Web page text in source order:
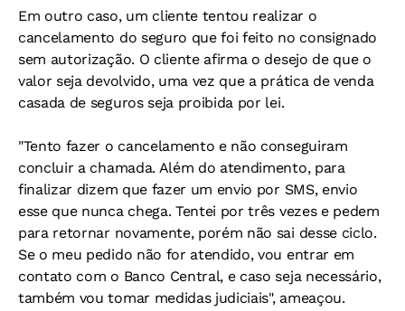
Em outro caso, um cliente tentou realizar o
cancelamento do seguro que foi feito no consignado
sem autorização. O cliente afirma o desejo de que o
valor seja devolvido, uma vez que a prática de venda
casada de seguros seja proibida por lei.
"Tento fazer o cancelamento e não conseguiram
concluir a chamada. Além do atendimento, para
finalizar dizem que fazer um envio por SMS, envio
esse que nunca chega. Tentei por três vezes e pedem
para retornar novamente, porém não sai desse ciclo.
Se o meu pedido não for atendido, vou entrar em
contato com o Banco Central, e caso seja necessário,
também vou tomar medidas judiciais", ameaçou.